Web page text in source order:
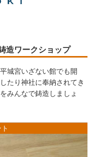
造ワークショップ
城宮いざない館でも開
たり神社に奉納されてき
みんなで鋳造しましょ